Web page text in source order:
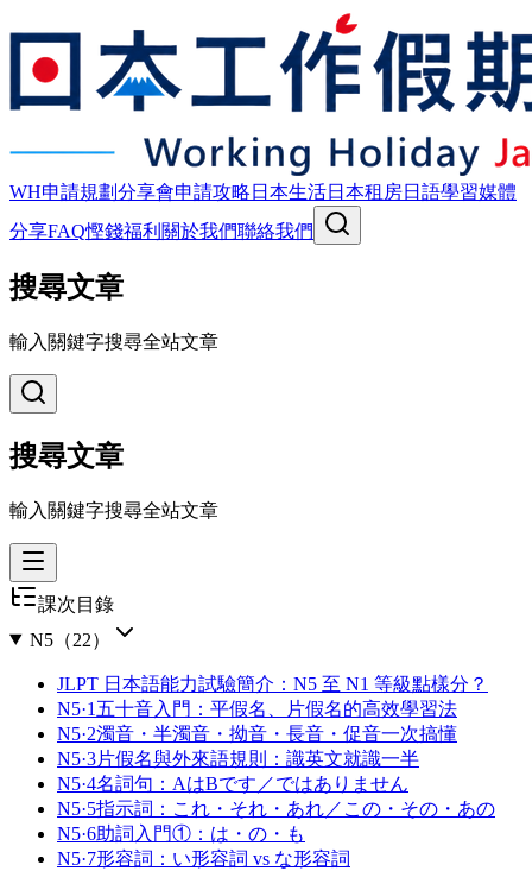
WH申請規劃分享會申請攻略 日本生活日本租房日語學習媒體
分享FAQ慳錢福利 關於我們聯絡我們
搜尋文章
輸入關鍵字搜尋全站文章
搜尋文章
輸入關鍵字搜尋全站文章
課次目錄
N5（22）
JLPT 日本語能力試驗簡介：N5 至 N1 等級點樣分？
N5·1 五十音入門：平假名、片假名的高效學習法
N5·2濁音・半濁音・拗音・長音・促音一次搞懂
N5·3片假名與外來語規則：識英文就識一半
N5·4名詞句：AはBです／ではありません
N5·5指示詞：これ・それ・あれ／この・その・あの
N5·6助詞入門①：は・の・も
N5·7形容詞：い形容詞 vs な形容詞